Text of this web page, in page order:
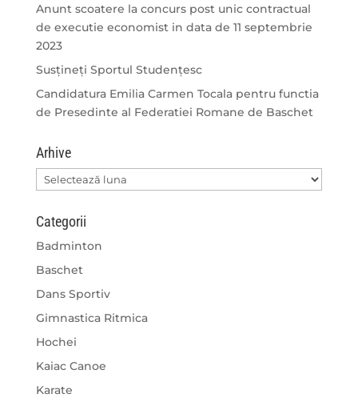
Anunt scoatere la concurs post unic contractual
de executie economist in data de 11 septembrie
2023
Susțineți Sportul Studențesc
Candidatura Emilia Carmen Tocala pentru functia
de Presedinte al Federatiei Romane de Baschet
Arhive
Arhive
Categorii
Badminton
Baschet
Dans Sportiv
Gimnastica Ritmica
Hochei
Kaiac Canoe
Karate